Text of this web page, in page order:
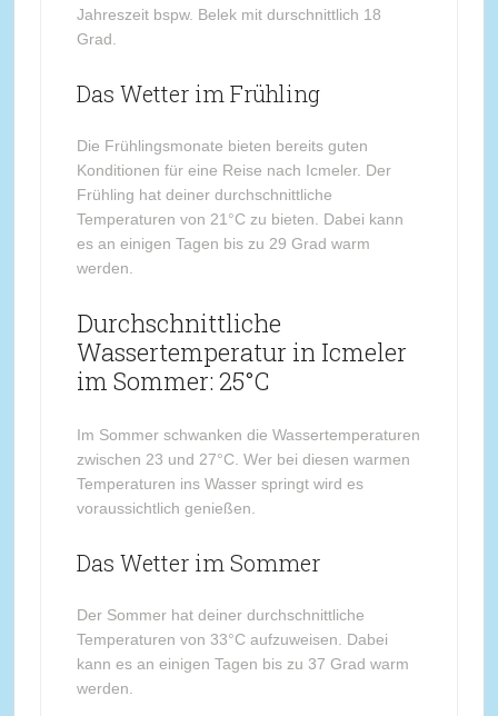
Jahreszeit bspw. Belek mit durschnittlich 18
Grad.
Das Wetter im Frühling
Die Frühlingsmonate bieten bereits guten
Konditionen für eine Reise nach Icmeler. Der
Frühling hat deiner durchschnittliche
Temperaturen von 21°C zu bieten. Dabei kann
es an einigen Tagen bis zu 29 Grad warm
werden.
Durchschnittliche
Wassertemperatur in Icmeler
im Sommer: 25°C
Im Sommer schwanken die Wassertemperaturen
zwischen 23 und 27°C. Wer bei diesen warmen
Temperaturen ins Wasser springt wird es
voraussichtlich genießen.
Das Wetter im Sommer
Der Sommer hat deiner durchschnittliche
Temperaturen von 33°C aufzuweisen. Dabei
kann es an einigen Tagen bis zu 37 Grad warm
werden.